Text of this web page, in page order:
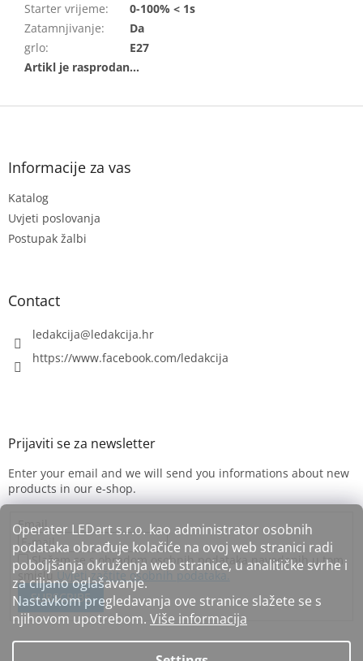
Operater LEDart s.r.o. kao administrator osobnih
podataka obrađuje kolačiće na ovoj web stranici radi
poboljšanja okruženja web stranice, u analitičke svrhe i
za ciljano oglašavanje.
Nastavkom pregledavanja ove stranice slažete se s
njihovom upotrebom. Više informacija
Starter vrijeme:
0-100% < 1s
Zatamnjivanje:
Da
grlo: E27
F
Informacije za vas
Katalog
Uvjeti poslovanja
Postupak žalbi
Contact
ledakcija@ledakcija.hr
https://www.facebook.com/ledakcija
Enter your email and we will send you informations about new
products in our e-shop.
Email
Slažem se s obradom osobnih podataka navedenih u tom
smisluUvjeti zaštite osobnih podataka.
SUBSCRIBE